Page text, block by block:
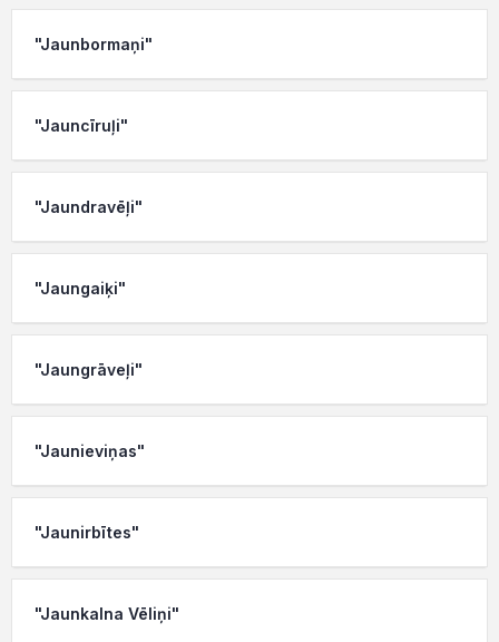
"Jaunbormaņi"
"Jauncīruļi"
"Jaundravēļi"
"Jaungaiķi"
"Jaungrāveļi"
"Jaunieviņas"
"Jaunirbītes"
"Jaunkalna Vēliņi"